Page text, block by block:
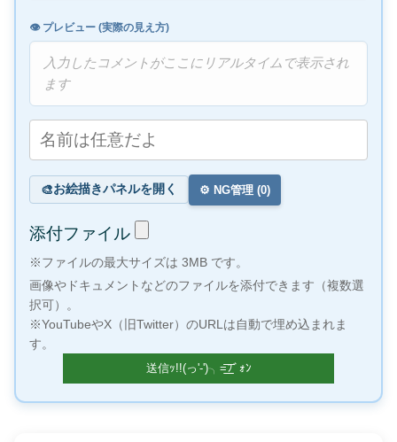
👁️ プレビュー (実際の見え方)
入力したコメントがここにリアルタイムで表示され
ます
🎨お絵描きパネルを開く ⚙️ NG管理 (0)
添付ファイル
※ファイルの最大サイズは 3MB です。
画像やドキュメントなどのファイルを添付できます（複数選
択可）。
※YouTubeやX（旧Twitter）のURLは自動で埋め込まれま
す。